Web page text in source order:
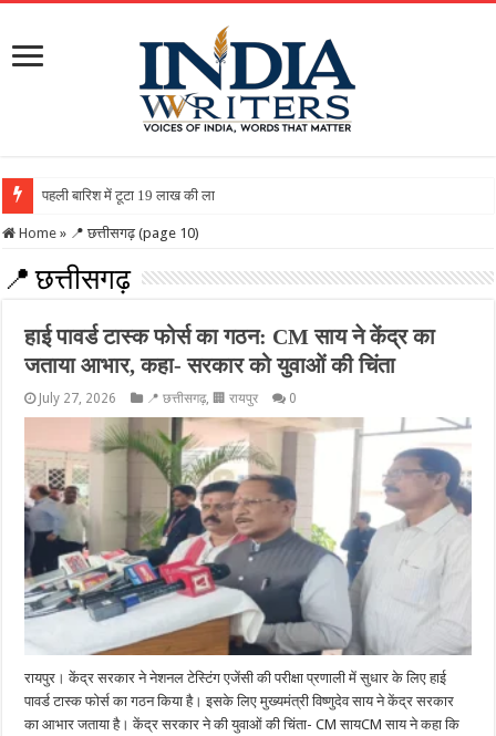
पहली बारिश में टूटा 19 लाख की लागत से बना रिटर्निंग वॉल, ग्रामीण
Home » 📍 छत्तीसगढ़ (page 10)
📍 छत्तीसगढ़
हाई पावर्ड टास्क फोर्स का गठन: CM साय ने केंद्र का
जताया आभार, कहा- सरकार को युवाओं की चिंता
July 27, 2026 📍 छत्तीसगढ़, 🏢 रायपुर 0
रायपुर। केंद्र सरकार ने नेशनल टेस्टिंग एजेंसी की परीक्षा प्रणाली में सुधार के लिए हाई
पावर्ड टास्क फोर्स का गठन किया है। इसके लिए मुख्यमंत्री विष्णुदेव साय ने केंद्र सरकार
का आभार जताया है। केंद्र सरकार ने की युवाओं की चिंता- CM सायCM साय ने कहा कि